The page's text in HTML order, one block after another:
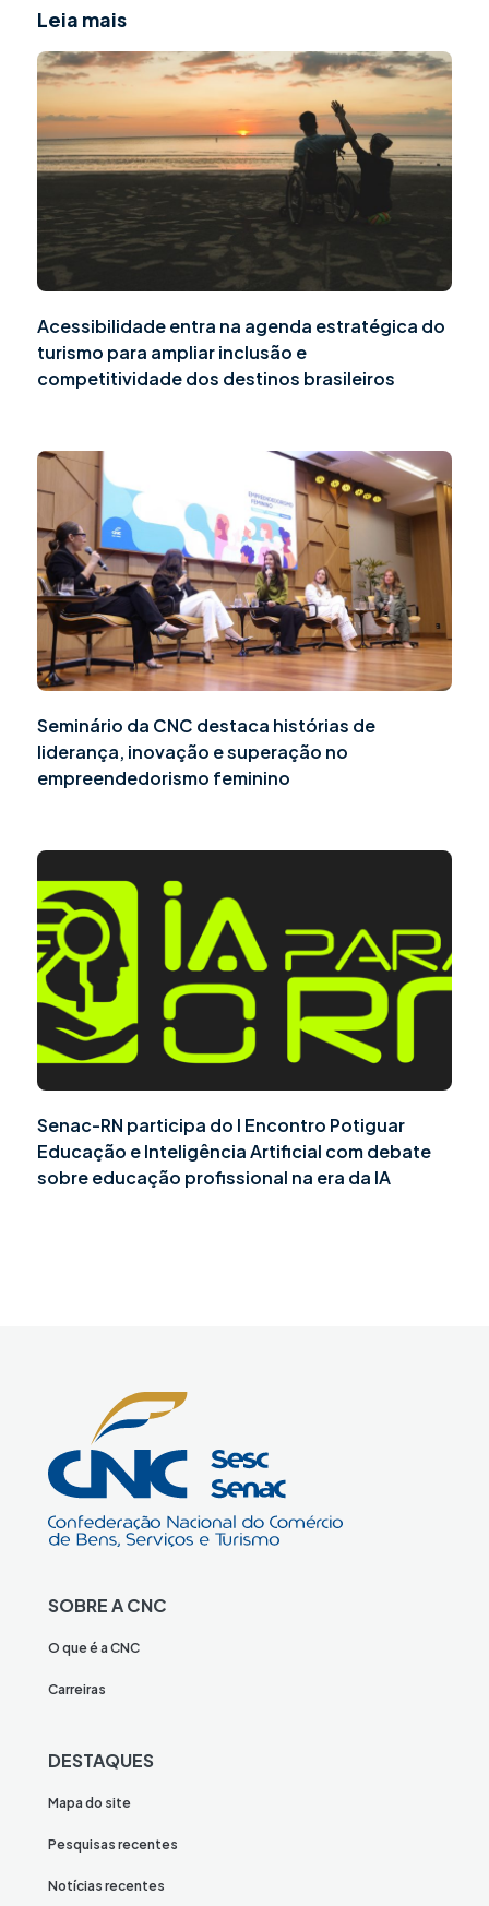
Leia mais
Acessibilidade entra na agenda estratégica do
turismo para ampliar inclusão e
competitividade dos destinos brasileiros
Seminário da CNC destaca histórias de
liderança, inovação e superação no
empreendedorismo feminino
Senac-RN participa do I Encontro Potiguar
Educação e Inteligência Artificial com debate
sobre educação profissional na era da IA
SOBRE A CNC
O que é a CNC
Carreiras
DESTAQUES
Mapa do site
Pesquisas recentes
Notícias recentes